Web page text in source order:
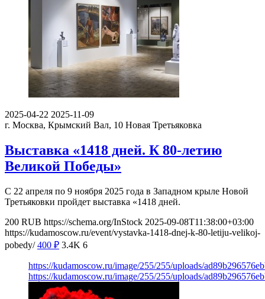
2025-04-22 2025-11-09
г. Москва, Крымский Вал, 10 Новая Третьяковка
Выставка «1418 дней. К 80-летию
Великой Победы»
С 22 апреля по 9 ноября 2025 года в Западном крыле Новой
Третьяковки пройдет выставка «1418 дней.
200 RUB https://schema.org/InStock 2025-09-08T11:38:00+03:00
https://kudamoscow.ru/event/vystavka-1418-dnej-k-80-letiju-velikoj-
pobedy/ 400 ₽ 3.4K 6
https://kudamoscow.ru/image/255/255/uploads/
https://kudamoscow.ru/image/255/255/uploads/